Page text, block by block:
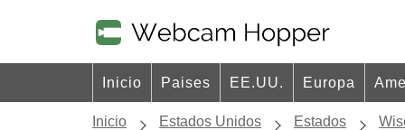
Inicio Paises EE.UU. Europa
Inicio Estados Unidos Estados